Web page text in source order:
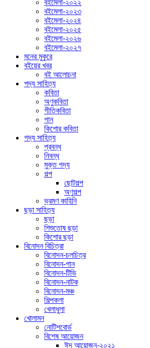
বইমেলা-২০২২
বইমেলা-২০২৩
বইমেলা-২০২৪
বইমেলা-২০২৫
বইমেলা-২০২৬
বইমেলা-২০২৭
মনের মুকুরে
বইয়ের খবর
বই আলোচনা
পদ্য সাহিত্য
কবিতা
অণুকবিতা
গীতিকবিতা
গান
কিশোর কবিতা
গদ্য সাহিত্য
প্রবন্ধ
নিবন্ধ
মুক্ত গদ্য
গল্প
ছোটগল্প
অণুগল্প
ভ্রমণ কাহিনি
ছড়া সাহিত্য
ছড়া
শিশুতোষ ছড়া
কিশোর ছড়া
বিনোদন বিচিত্রা
বিনোদন-চলচিত্র
বিনোদন-গান
বিনোদন-টিভি
বিনোদন-নাটক
বিনোদন-মঞ্চ
শিল্পকলা
খেলাধুলা
খোলামন
নোটিশবোর্ড
বিশেষ আয়োজন
ঈদ আয়োজন-২০২১